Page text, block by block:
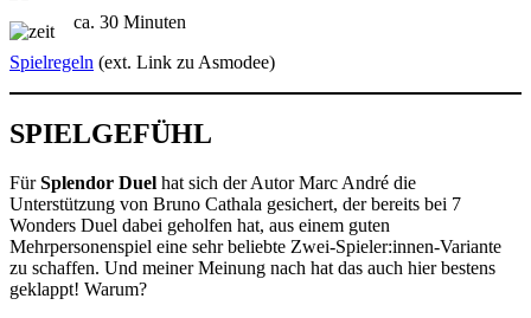
ca. 30 Minuten
Spielregeln (ext. Link zu Asmodee)
SPIELGEFÜHL
FürSplendor Duel hat sich der Autor Marc André die
Unterstützung von Bruno Cathala gesichert, der bereits bei 7
Wonders Duel dabei geholfen hat, aus einem guten
Mehrpersonenspiel eine sehr beliebte Zwei-Spieler:innen-Variante
zu schaffen. Und meiner Meinung nach hat das auch hier bestens
geklappt! Warum?